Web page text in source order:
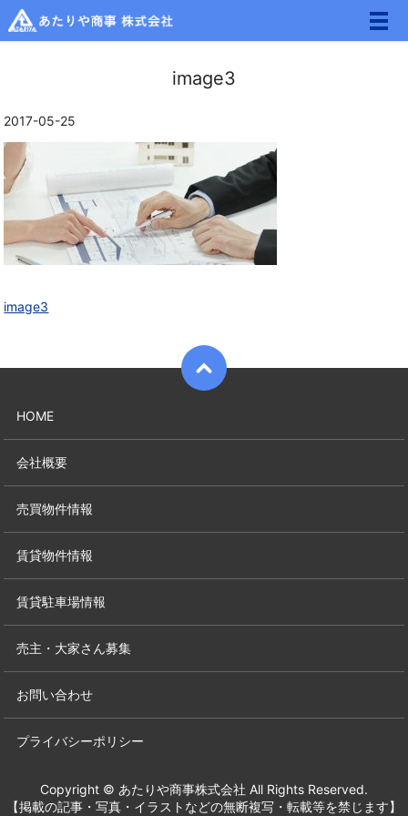
メ
image3
2017-05-25
image3
HOME
会社概要
売買物件情報
賃貸物件情報
賃貸駐車場情報
売主・大家さん募集
お問い合わせ
プライバシーポリシー
Copyright © あたりや商事株式会社 All Rights Reserved.
【掲載の記事・写真・イラストなどの無断複写・転載等を禁じます】